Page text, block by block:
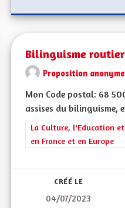
l'Alsace et de ses territoires,
POUR TOUTES ET TOUS
Bilinguisme routier
Proposition anonyme
Mon Code postal: 68
assises du bilinguisme,
Filtrer les résultats de la
La Culture, l'Education
en France et en Europe
CRÉÉ LE
04/07/2023